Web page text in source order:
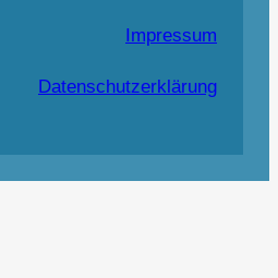
Impressum
Datenschutzerklärung